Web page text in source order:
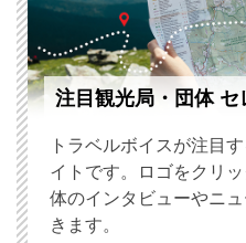
注目観光局・団体 セ
トラベルボイスが注目
イトです。ロゴをクリ
体のインタビューやニ
きます。